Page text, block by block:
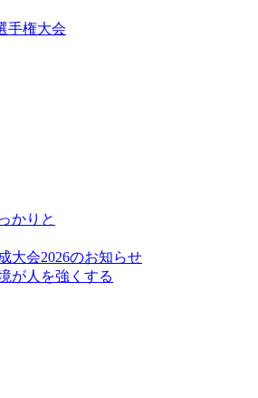
手権大会
かりと
大会2026のお知らせ
が人を強くする